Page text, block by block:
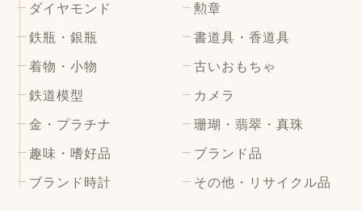
ダイヤモンド 勲章
鉄瓶・銀瓶 書道具・香道具
着物・小物 古いおもちゃ
鉄道模型 カメラ
金・プラチナ 珊瑚・翡翠・真珠
趣味・嗜好品 ブランド品
ブランド時計 その他・リサイクル品